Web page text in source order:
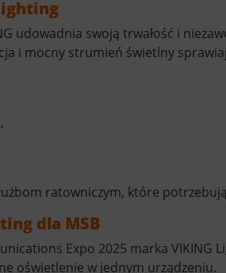
udowadnia swoją trwałość i
i mocny strumień świetlny
ratowniczym, które
dla MSB
Expo 2025 marka
oświetlenie w jednym urządzeniu.